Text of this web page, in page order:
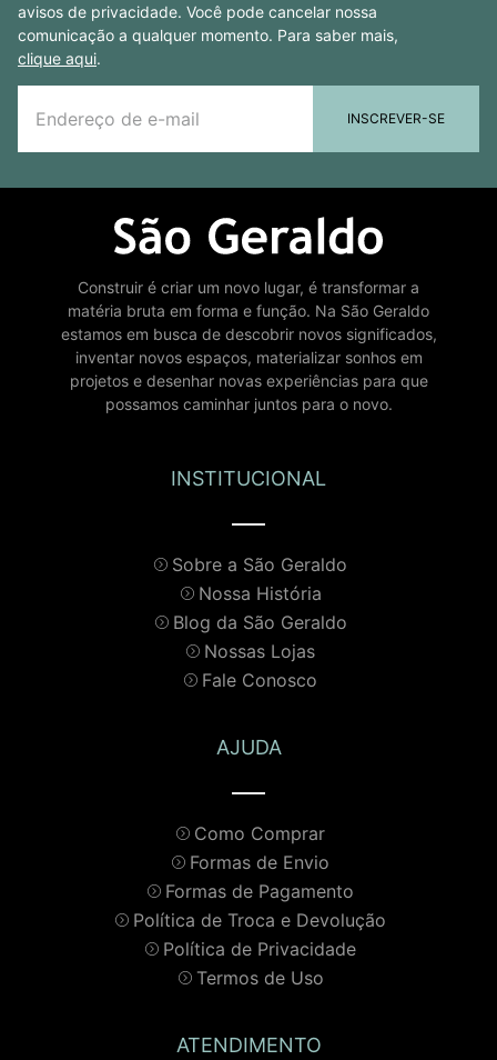
avisos de privacidade. Você pode cancelar nossa
comunicação a qualquer momento. Para saber mais,
clique aqui.
INSCREVER-SE
Construir é criar um novo lugar, é transformar a
matéria bruta em forma e função. Na São Geraldo
estamos em busca de descobrir novos significados,
inventar novos espaços, materializar sonhos em
projetos e desenhar novas experiências para que
possamos caminhar juntos para o novo.
INSTITUCIONAL
Sobre a São Geraldo
Nossa História
Blog da São Geraldo
Nossas Lojas
Fale Conosco
AJUDA
Como Comprar
Formas de Envio
Formas de Pagamento
Política de Troca e Devolução
Política de Privacidade
Termos de Uso
ATENDIMENTO